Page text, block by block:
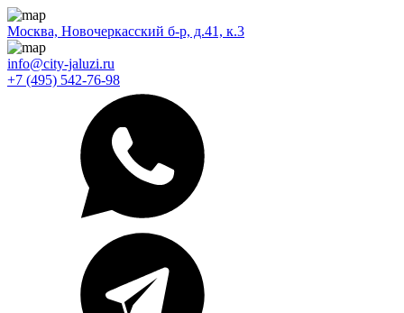
Москва, Новочеркасский б-р, д.41, к.3
info@city-jaluzi.ru
+7 (495) 542-76-98